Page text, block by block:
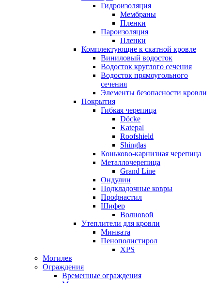
Гидроизоляция
Мембраны
Пленки
Пароизоляция
Пленки
Комплектующие к скатной кровле
Виниловый водосток
Водосток круглого сечения
Водосток прямоугольного
сечения
Элементы безопасности кровли
Покрытия
Гибкая черепица
Döcke
Katepal
Roofshield
Shinglas
Коньково-карнизная черепица
Металлочерепица
Grand Line
Ондулин
Подкладочные ковры
Профнастил
Шифер
Волновой
Утеплители для кровли
Минвата
Пенополистирол
XPS
Могилев
Ограждения
Временные ограждения